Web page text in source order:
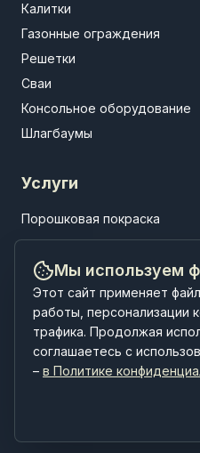
Калитки
Газонные ограждения
Решетки
Сваи
Консольное оборудование
Шлагбаумы
Услуги
Порошковая покраска
Установка заборов
Установка навесов
Мы используем
Этот сайт применяет
работы, персонализации
трафика. Продолжая
соглашаетесь с
– в Политике